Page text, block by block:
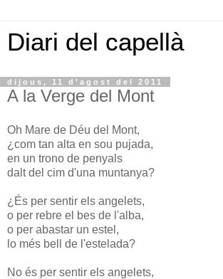
Diari del capellà
dijous, 11 d’agost del 2011
A la Verge del Mont
Oh Mare de Déu del Mont,
¿com tan alta en sou pujada,
en un trono de penyals
dalt del cim d'una muntanya?
¿És per sentir els angelets,
o per rebre el bes de l'alba,
o per abastar un estel,
lo més bell de l'estelada?
No és per sentir els angelets,